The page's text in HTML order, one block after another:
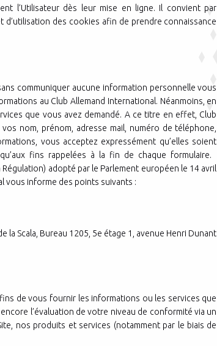
l’Utilisateur dès leur mise en ligne. Il convient par
des cookies afin de prendre connaissance
communiquer aucune information personnelle vous
au Club Allemand International. Néanmoins, en
que vous avez demandé. A ce titre en effet, Club
nom, prénom, adresse mail, numéro de téléphone,
vous acceptez expressément qu’elles soient
fins rappelées à la fin de chaque formulaire.
adopté par le Parlement européen le 14 avril
vous informe des points suivants :
Scala, Bureau 1205, 5e étage 1, avenue Henri Dunant
de vous fournir les informations ou les services que
l’évaluation de votre niveau de conformité via un
nos produits et services (notamment par le biais de